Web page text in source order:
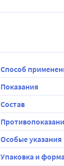
Способ
Показания
Состав
Особые указания
Упаковка и